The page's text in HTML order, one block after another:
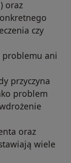
oraz
czy
problemu ani
przyczyna
problem
oraz
wiele